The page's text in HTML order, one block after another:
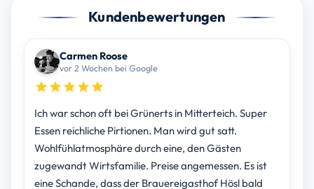
Kundenbewertungen
Carmen Roose
vor 2 Wochen bei Google
Ich war schon oft bei Grünerts in Mitterteich. Super
Essen reichliche Pirtionen. Man wird gut satt.
Wohlfühlatmosphäre durch eine, den Gästen
zugewandt Wirtsfamilie. Preise angemessen. Es ist
eine Schande, dass der Brauereigasthof Hösl bald